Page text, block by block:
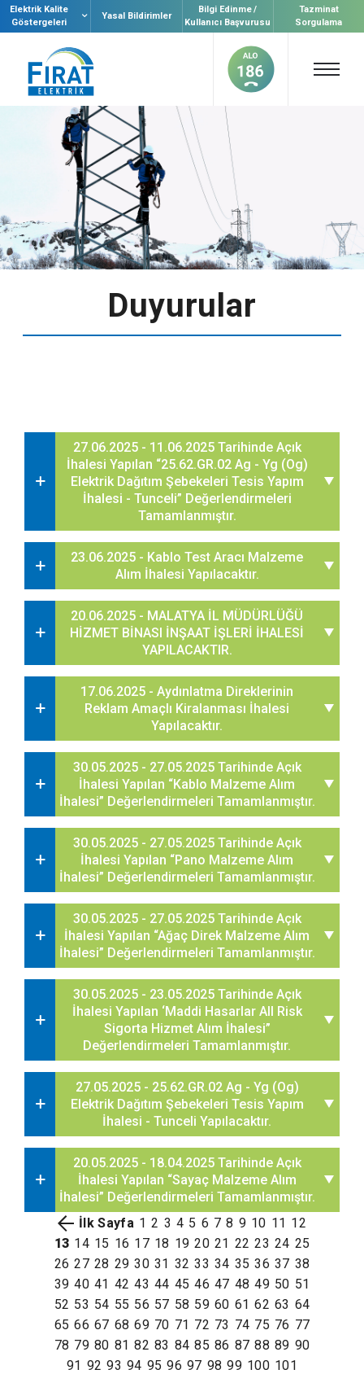
Elektrik Kalite
Göstergeleri
Yasal Bildirimler
Bilgi Edinme /
Kullanıcı Başvurusu
Tazminat
Sorgulama
Duyurular
27.06.2025 - 11.06.2025 Tarihinde Açık
İhalesi Yapılan “25.62.GR.02 Ag - Yg (Og)
Elektrik Dağıtım Şebekeleri Tesis Yapım
İhalesi - Tunceli” Değerlendirmeleri
Tamamlanmıştır.
23.06.2025 - Kablo Test Aracı Malzeme
Alım İhalesi Yapılacaktır.
20.06.2025 - MALATYA İL MÜDÜRLÜĞÜ
HİZMET BİNASI İNŞAAT İŞLERİ İHALESİ
YAPILACAKTIR.
17.06.2025 - Aydınlatma Direklerinin
Reklam Amaçlı Kiralanması İhalesi
Yapılacaktır.
30.05.2025 - 27.05.2025 Tarihinde Açık
İhalesi Yapılan “Kablo Malzeme Alım
İhalesi” Değerlendirmeleri Tamamlanmıştır.
30.05.2025 - 27.05.2025 Tarihinde Açık
İhalesi Yapılan “Pano Malzeme Alım
İhalesi” Değerlendirmeleri Tamamlanmıştır.
30.05.2025 - 27.05.2025 Tarihinde Açık
İhalesi Yapılan “Ağaç Direk Malzeme Alım
İhalesi” Değerlendirmeleri Tamamlanmıştır.
30.05.2025 - 23.05.2025 Tarihinde Açık
İhalesi Yapılan ‘Maddi Hasarlar All Risk
Sigorta Hizmet Alım İhalesi”
Değerlendirmeleri Tamamlanmıştır.
27.05.2025 - 25.62.GR.02 Ag - Yg (Og)
Elektrik Dağıtım Şebekeleri Tesis Yapım
İhalesi - Tunceli Yapılacaktır.
20.05.2025 - 18.04.2025 Tarihinde Açık
İhalesi Yapılan “Sayaç Malzeme Alım
İhalesi” Değerlendirmeleri Tamamlanmıştır.
İlk Sayfa 1 2 3 4 5 6 7 8 9 10 11 12
13 14 15 16 17 18 19 20 21 22 23 24 25
26 27 28 29 30 31 32 33 34 35 36 37 38
39 40 41 42 43 44 45 46 47 48 49 50 51
52 53 54 55 56 57 58 59 60 61 62 63 64
65 66 67 68 69 70 71 72 73 74 75 76 77
78 79 80 81 82 83 84 85 86 87 88 89 90
91 92 93 94 95 96 97 98 99 100 101